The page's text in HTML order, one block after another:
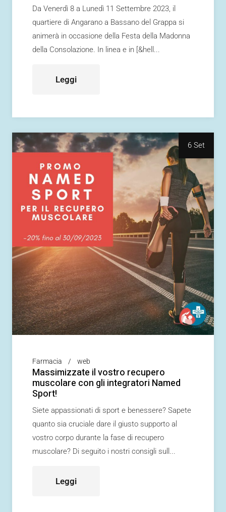
Da Venerdì 8 a Lunedì 11 Settembre 2023, il
quartiere di Angarano a Bassano del Grappa si
animerà in occasione della Festa della Madonna
della Consolazione. In linea e in [&hell
Leggi
6 Set
Farmacia web
Massimizzate il vostro recupero
muscolare con gli integratori Named
Sport!
Siete appassionati di sport e benessere? Sapete
quanto sia cruciale dare il giusto supporto al
vostro corpo durante la fase di recupero
muscolare? Di seguito i nostri consigli sull
Leggi